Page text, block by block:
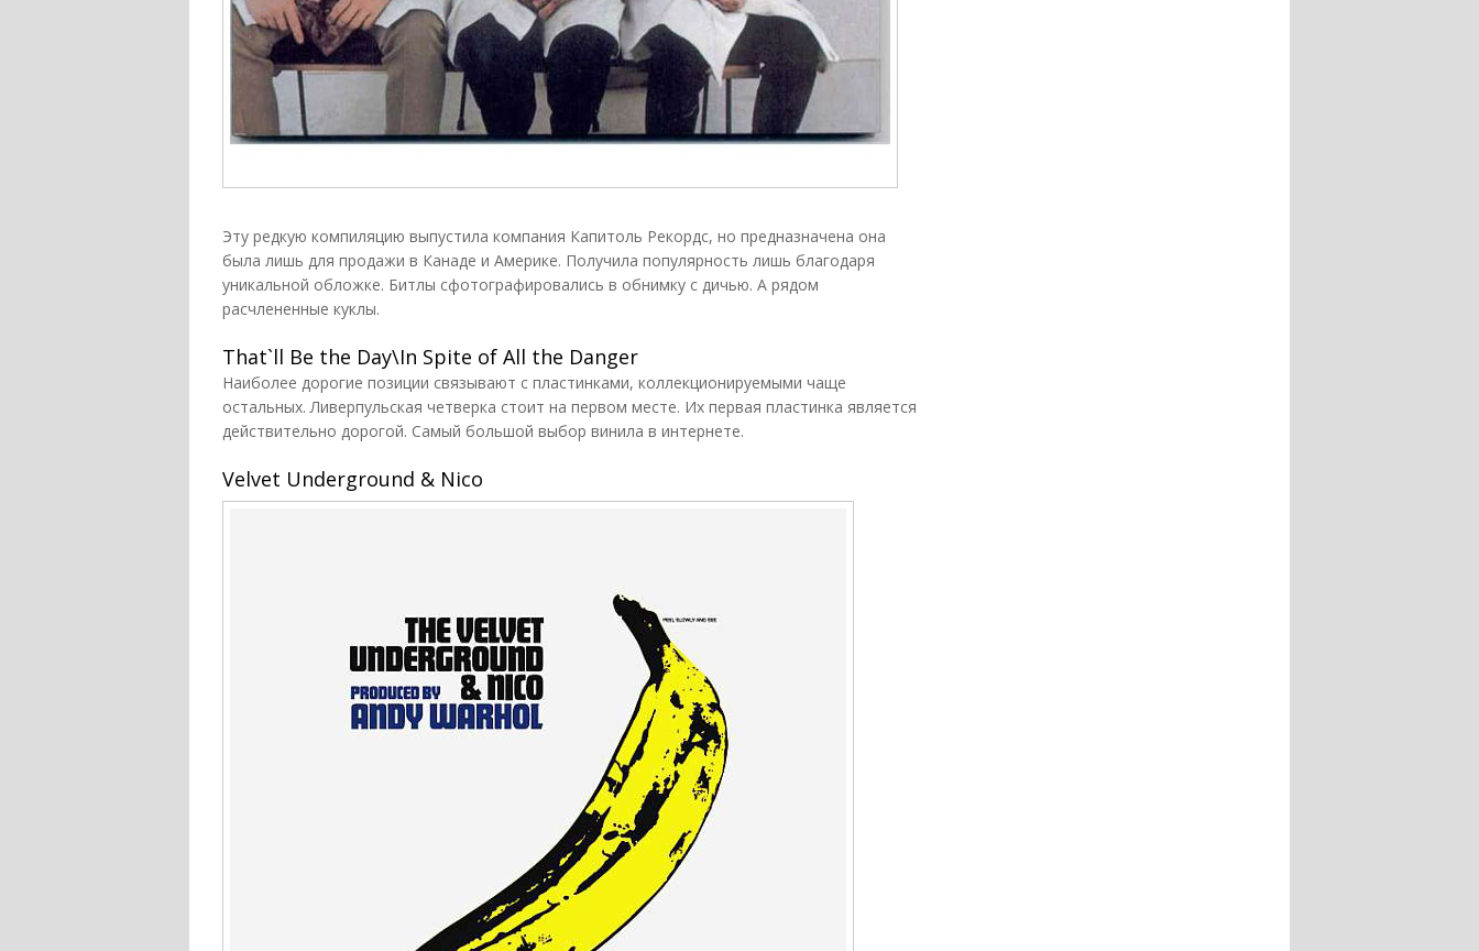
Эту редкую компиляцию выпустила компания Капитоль Рекордс, но предназначена она
была лишь для продажи в Канаде и Америке. Получила популярность лишь благодаря
уникальной обложке. Битлы сфотографировались в обнимку с дичью. А рядом
расчлененные куклы.
That`ll Be the Day\In Spite of All the Danger
Наиболее дорогие позиции связывают с пластинками, коллекционируемыми чаще
остальных. Ливерпульская четверка стоит на первом месте. Их первая пластинка является
действительно дорогой. Самый большой выбор винила в интернете.
Velvet Underground & Nico